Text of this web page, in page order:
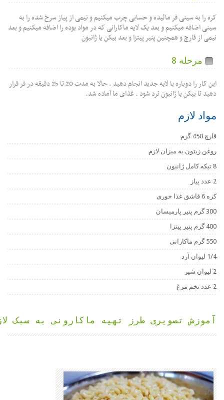
سینی فر مالیده و حسابی چرب میکنیم و نیمی از پیاز سرخ شده را به
میکنیم و بعد یک لایه ماکارانی که در مواد بوده را اضافه میکنیم و بعد
و همچنین پنیر پیتزا و بعد بیکن یا ژانبون
8
این کار را دوباره با لایه جدید انجام دهید . حالا به مدت 20 تا 25 دقیقه در فر قرار
بیکن یا ژانبون ترد شود . غذای ما آماده شد.
لازم
به میزان لازم
تصویری طرز تهیه ماکارونی به سبک لازانیا